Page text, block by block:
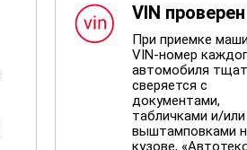
VIN проверен
При приемке
VIN-номер
автомобиля
сверяется с
документами,
табличками и/или
выштамповками
кузове,